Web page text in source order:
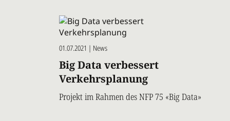
01.07.2021 | News
Big Data verbessert
Verkehrsplanung
Projekt im Rahmen des NFP 75 «Big Data»